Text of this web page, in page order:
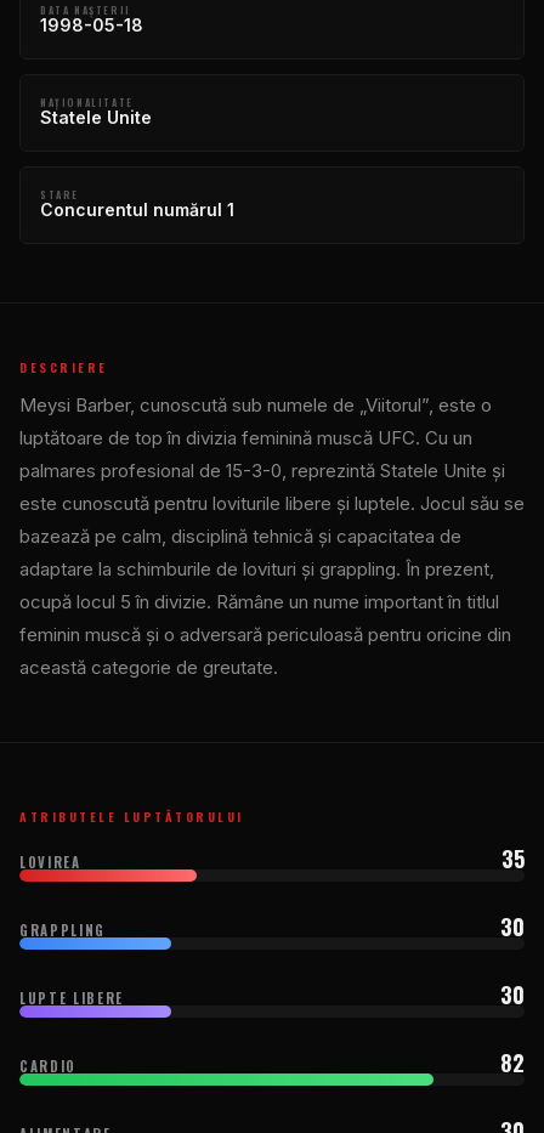
DATA NAŞTERII
1998-05-18
NAŢIONALITATE
Statele Unite
STARE
Concurentul numărul 1
DESCRIERE
Meysi Barber, cunoscută sub numele de „Viitorul”, este o
luptătoare de top în divizia feminină muscă UFC. Cu un
palmares profesional de 15-3-0, reprezintă Statele Unite și
este cunoscută pentru loviturile libere și luptele. Jocul său se
bazează pe calm, disciplină tehnică și capacitatea de
adaptare la schimburile de lovituri și grappling. În prezent,
ocupă locul 5 în divizie. Rămâne un nume important în titlul
feminin muscă și o adversară periculoasă pentru oricine din
această categorie de greutate.
ATRIBUTELE LUPTĂTORULUI
LOVIREA 35
GRAPPLING 30
LUPTE LIBERE 30
CARDIO 82